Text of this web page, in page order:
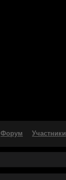
Форум Участники